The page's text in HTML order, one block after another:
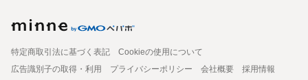
特定商取引法に基づく表記
Cookieの使用について
広告識別子の取得・利用
プライバシーポリシー 会社概要
採用情報